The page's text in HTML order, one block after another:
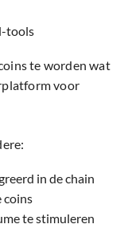
tools
te worden wat
voor
in de chain
coins
te stimuleren